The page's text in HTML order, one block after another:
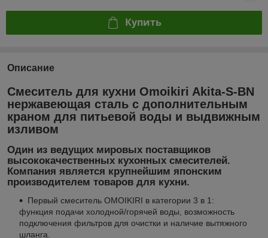
Купить
Описание
Смеситель для кухни Omoikiri Akita-S-BN
нержавеющая сталь с дополнительным
краном для питьевой воды и выдвижным
изливом
Один из ведущих мировых поставщиков
высококачественных кухонных смесителей.
Компания является крупнейшим японским
производителем товаров для кухни.
Первый смеситель OMOIKIRI в категории 3 в 1:
функция подачи холодной/горячей воды, возможность
подключения фильтров для очистки и наличие вытяжного
шланга.